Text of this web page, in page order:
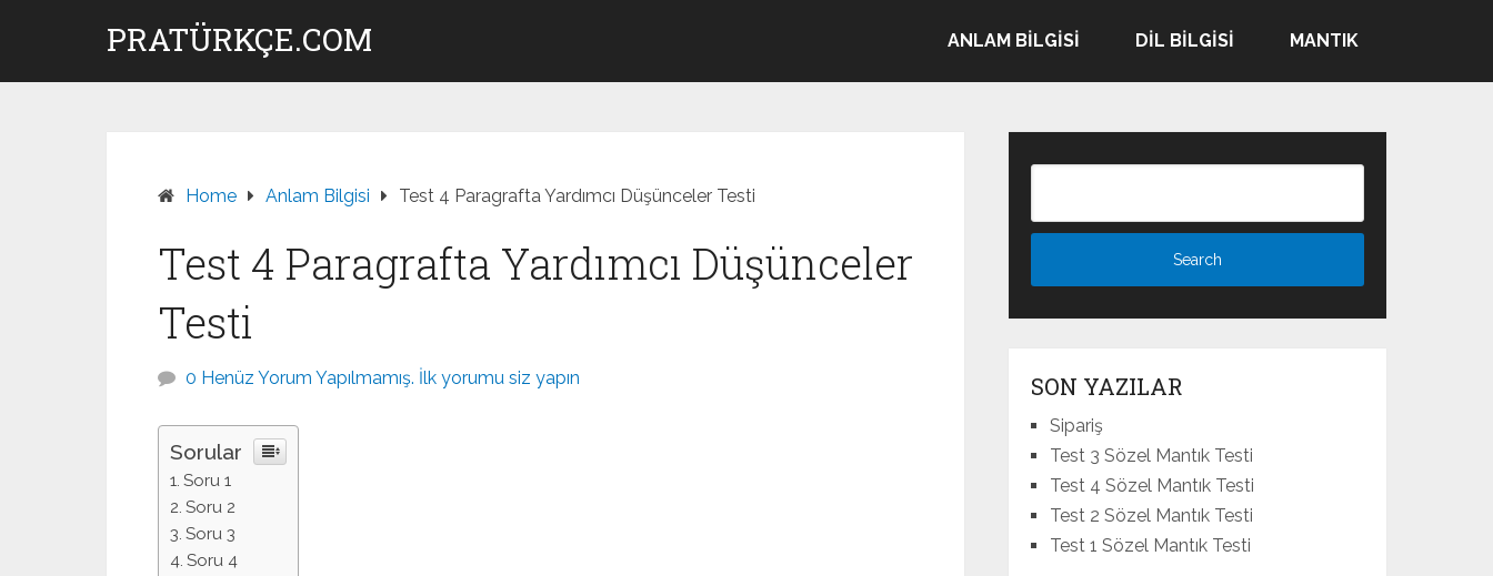
PRATÜRKÇE.COM ANLAM BILGISI DIL BILGISI MANTIK
Home Anlam Bilgisi Test 4 Paragrafta Yardımcı Düşünceler Testi
Test 4 Paragrafta Yardımcı Düşünceler
Testi
0 Henüz Yorum Yapılmamış. İlk yorumu siz yapın
Sorular
Soru 1
Soru 2
Soru 3
Soru 4
SON YAZILAR
Sipariş
Test 3 Sözel Mantık Testi
Test 4 Sözel Mantık Testi
Test 2 Sözel Mantık Testi
Test 1 Sözel Mantık Testi